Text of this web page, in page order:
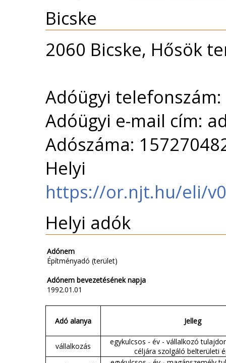
Bicske
2060 Bicske, Hősök
Adóügyi
Adóügyi e-mail cím:
Adószáma:
Helyi
https://or.njt.hu/eli/
Helyi adók
Adónem
Építményadó (terület)
Adónem bevezetésének napja
1992.01.01
Adó alanya Jelleg
vállalkozás
egykulcsos - év - vállalkozó
céljára szolgáló belterületi